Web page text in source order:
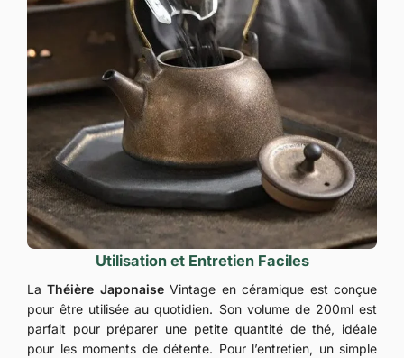
Utilisation et Entretien Faciles
LaThéière JaponaiseVintage en céramique est conçue
pour être utilisée au quotidien. Son volume de 200ml est
parfait pour préparer une petite quantité de thé, idéale
pour les moments de détente. Pour l’entretien, un simple